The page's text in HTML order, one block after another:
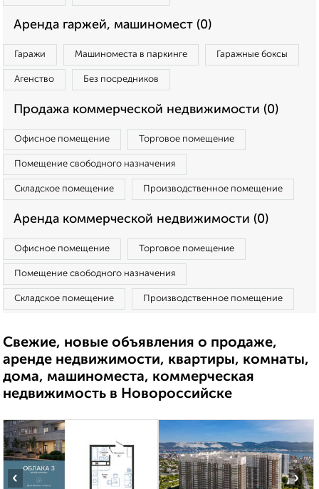
Аренда гаржей, машиномест (0)
Гаражи Машиноместа в паркинге Гаражные боксы
Агенство Без посредников
Продажа коммерческой недвижимости (0)
Офисное помещение Торговое помещение
Помещение свободного назначения
Складское помещение Производственное помещение
Аренда коммерческой недвижимости (0)
Офисное помещение Торговое помещение
Помещение свободного назначения
Складское помещение Производственное помещение
Свежие, новые объявления о продаже,
аренде недвижимости, квартиры, комнаты,
дома, машиноместа, коммерческая
недвижимость в Новороссийске
‹ ›